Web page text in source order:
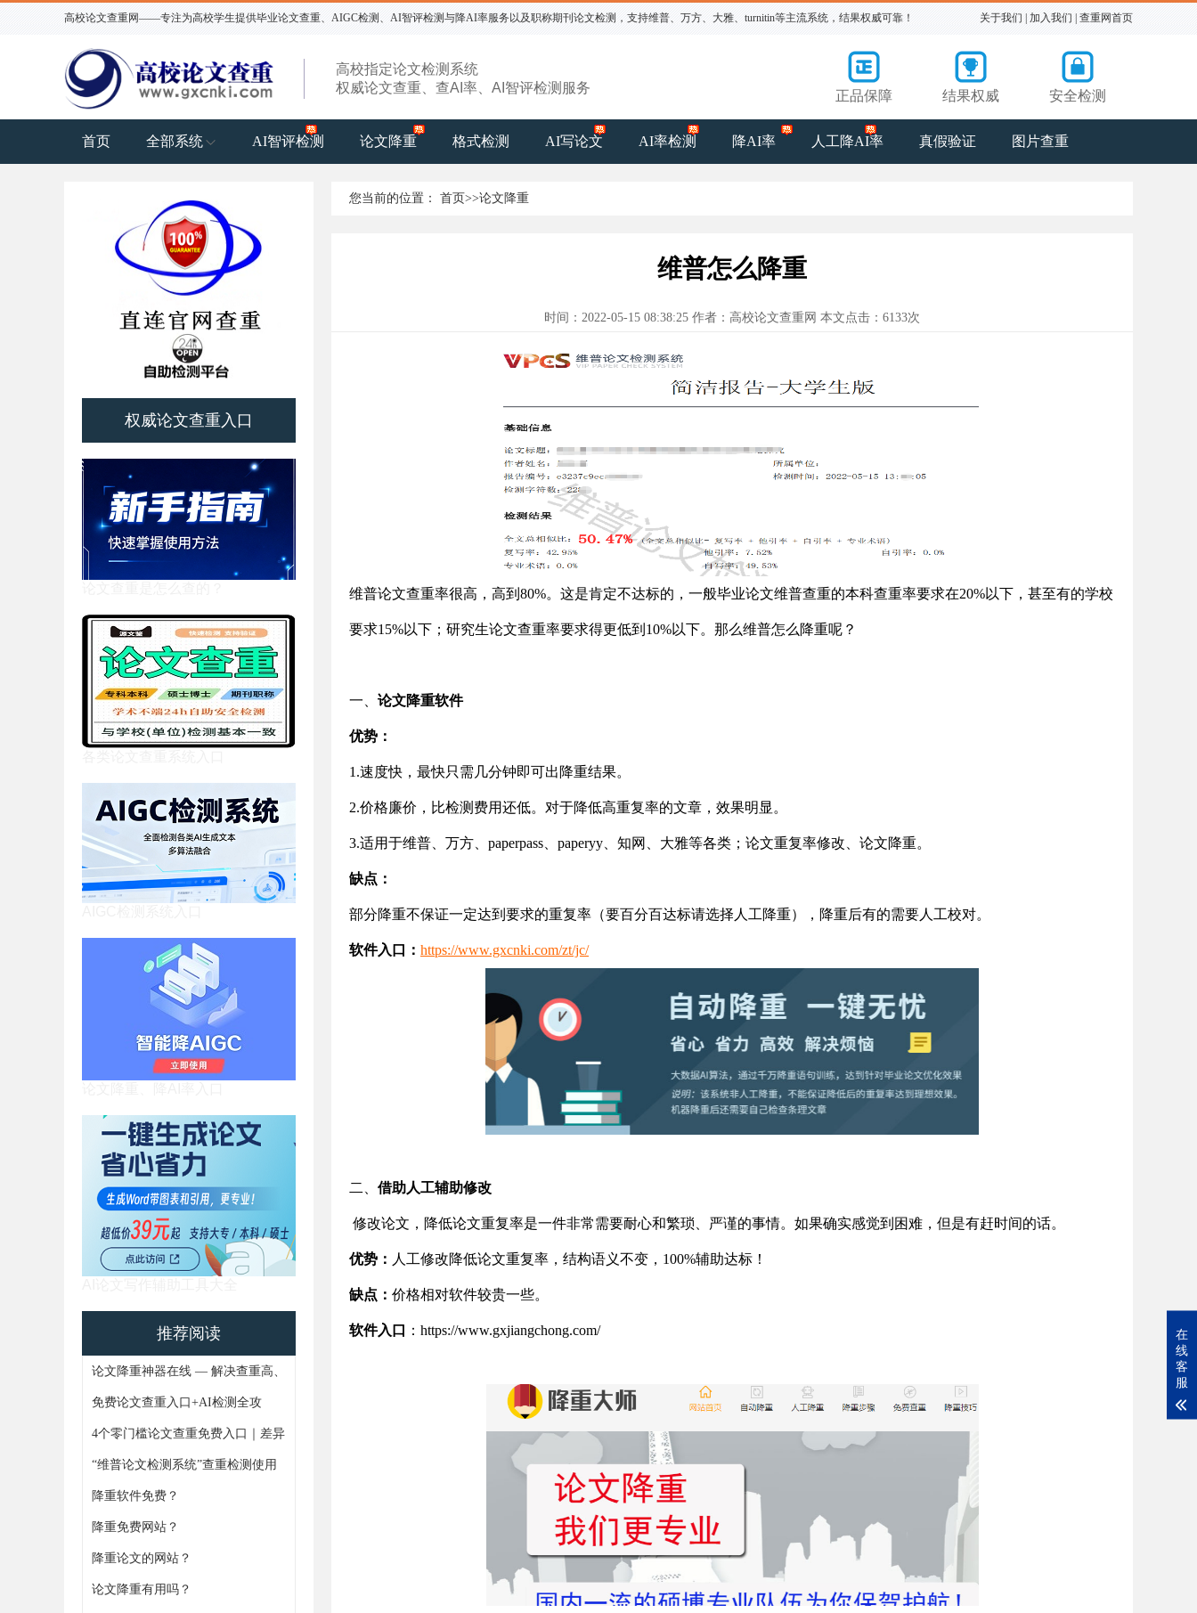
关于我们 加入我们 查重网首页
高校论文查重网——专注为高校学生提供毕业论文查重、AIGC检测、AI智评检测与降AI率服务以及职称期刊论文检测，支持维普、万方、大雅、turnitin等主流系统，结果权威可靠！
高校指定论文检测系统
权威论文查重、查AI率、AI智评检测服务
正品保障 结果权威 安全检测
首页 全部系统 AI智评检测 论文降重 格式检测 AI写论文 AI率检测 降AI率 人工降AI率 真假验证 图片查重
权威论文查重入口
推荐阅读
论文降重神器在线 — 解决查重高、
AIGC痕迹难题，4步搞定论文重复
率
免费论文查重入口+AI检测全攻
略！避坑指南+实操技巧一次更齐
4个零门槛论文查重免费入口｜差异
化功能+论文AIGC免费检测全解析
“维普论文检测系统”查重检测使用
通知
降重软件免费？
降重免费网站？
https://www.gxjiangchong.com/lwgaixie/
降重论文的网站？
论文降重有用吗？
您当前的位置： 首页>>论文降重
维普怎么降重
时间：2022-05-15 08:38:25 作者：高校论文查重网 本文点击：6133次
维普论文查重率很高，高到80%。这是肯定不达标的，一般毕业论文维普查重的本科查重率要求在20%以下，甚至有的学校
要求15%以下；研究生论文查重率要求得更低到10%以下。那么维普怎么降重呢？
一、 论文降重软件
优势：
1.速度快，最快只需几分钟即可出降重结果。
2.价格廉价，比检测费用还低。对于降低高重复率的文章，效果明显。
3.适用于维普、万方、paperpass、paperyy、知网、大雅等各类；论文重复率修改、论文降重。
缺点 ：
部分降重不保证一定达到要求的重复率（要百分百达标请选择人工降重），降重后有的需要人工校对。
软件入口： https://www.gxcnki.com/zt/jc/
二、 借助人工辅助修改
修改论文，降低论文重复率是一件非常需要耐心和繁琐、严谨的事情。如果确实感觉到困难，但是有赶时间的话。
优势： 人工修改降低论文重复率，结构语义不变，100%辅助达标！
缺点： 价格相对软件较贵一些。
软件入口 ：https://www.gxjiangchong.com/
在
线
客
服